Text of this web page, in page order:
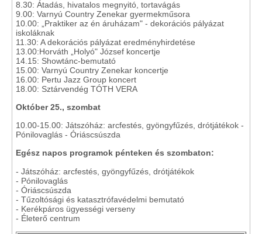
8.30: Átadás, hivatalos megnyitó, tortavágás
9.00: Varnyú Country Zenekar gyermekműsora
10.00: „Praktiker az én áruházam" - dekorációs pályázat
iskoláknak
11.30: A dekorációs pályázat eredményhirdetése
13.00:Horváth „Holyó" József koncertje
14.15: Showtánc-bemutató
15.00: Varnyú Country Zenekar koncertje
16.00: Pertu Jazz Group koncert
18.00: Sztárvendég TÓTH VERA
Október 25., szombat
10.00-15.00: Játszóház: arcfestés, gyöngyfűzés, drótjátékok -
Pónilovaglás - Óriáscsúszda
Egész napos programok pénteken és szombaton:
- Játszóház: arcfestés, gyöngyfűzés, drótjátékok
- Pónilovaglás
- Óriáscsúszda
- Tűzoltósági és katasztrófavédelmi bemutató
- Kerékpáros ügyességi verseny
- Életerő centrum